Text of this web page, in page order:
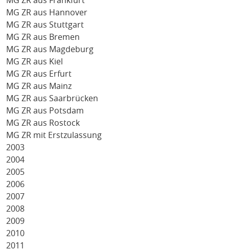
MG ZR aus Hannover
MG ZR aus Stuttgart
MG ZR aus Bremen
MG ZR aus Magdeburg
MG ZR aus Kiel
MG ZR aus Erfurt
MG ZR aus Mainz
MG ZR aus Saarbrücken
MG ZR aus Potsdam
MG ZR aus Rostock
MG ZR mit Erstzulassung
2003
2004
2005
2006
2007
2008
2009
2010
2011